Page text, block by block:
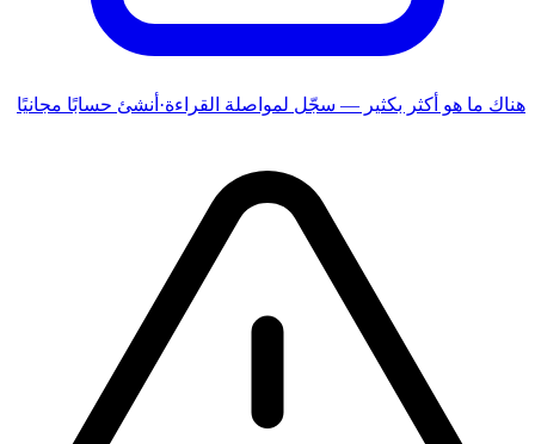
هناك ما هو أكثر بكثير — سجّل لمواصلة القراءة· أنشئ حسابًا مجانيًا